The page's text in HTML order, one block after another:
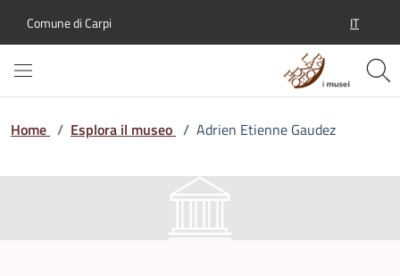
Comune di Carpi IT
Home / Esplora il museo / Adrien Etienne Gaudez